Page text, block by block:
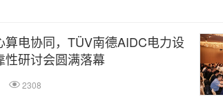
算电协同，TÜV南德AIDC电力设
性研讨会圆满落幕
2308